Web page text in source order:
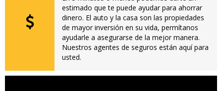
estimado que te puede ayudar para ahorrar
dinero. El auto y la casa son las propiedades
de mayor inversión en su vida, permítanos
ayudarle a asegurarse de la mejor manera.
Nuestros agentes de seguros están aquí para
usted.